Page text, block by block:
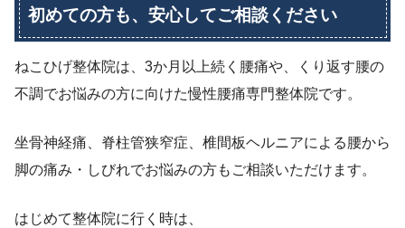
初めての方も、安心してご相談ください
ねこひげ整体院は、3か月以上続く腰痛や、くり返す腰の
不調でお悩みの方に向けた慢性腰痛専門整体院です。
坐骨神経痛、脊柱管狭窄症、椎間板ヘルニアによる腰から
脚の痛み・しびれでお悩みの方もご相談いただけます。
はじめて整体院に行く時は、